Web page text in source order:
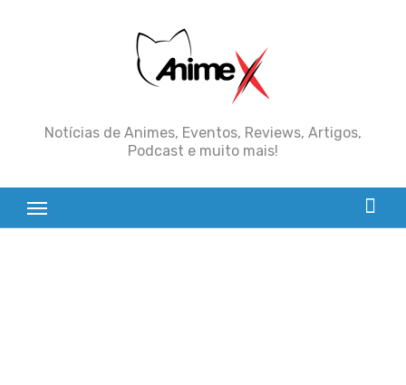
Notícias de Animes, Eventos, Reviews, Artigos,
Podcast e muito mais!